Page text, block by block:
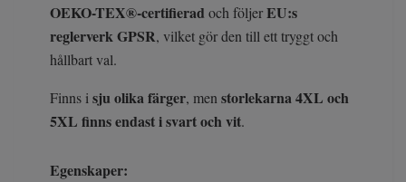
OEKO-TEX®-certifieradoch följerEU:s
reglerverk GPSR, vilket gör den till ett tryggt och
hållbart val.
Finns isju olika färger, menstorlekarna 4XL och
5XL finns endast i svart och vit.
Egenskaper: